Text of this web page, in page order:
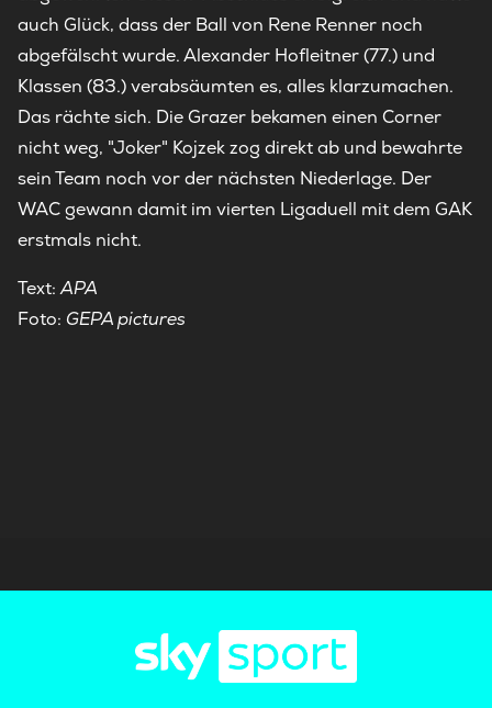
auch Glück, dass der Ball von Rene Renner noch
abgefälscht wurde. Alexander Hofleitner (77.) und
Klassen (83.) verabsäumten es, alles klarzumachen.
Das rächte sich. Die Grazer bekamen einen Corner
nicht weg, "Joker" Kojzek zog direkt ab und bewahrte
sein Team noch vor der nächsten Niederlage. Der
WAC gewann damit im vierten Ligaduell mit dem GAK
erstmals nicht.
Text:APA
Foto: GEPA pictures